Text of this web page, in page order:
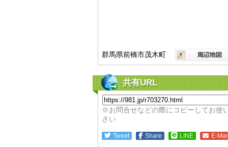
群馬県前橋市茂木町
共有URL
※お問合せなどの際にコピーしてお使
さい
Tweet Share LINE E-